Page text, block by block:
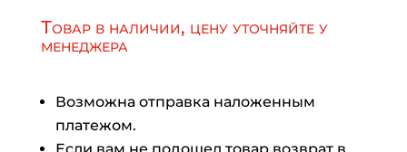
Товар в наличии, цену уточняйте у
менеджера
Возможна отправка наложенным
платежом.